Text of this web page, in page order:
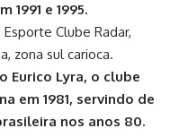
e 1995.
Clube Radar,
zona sul carioca.
Eurico Lyra, o clube
em 1981, servindo de
nos anos 80.